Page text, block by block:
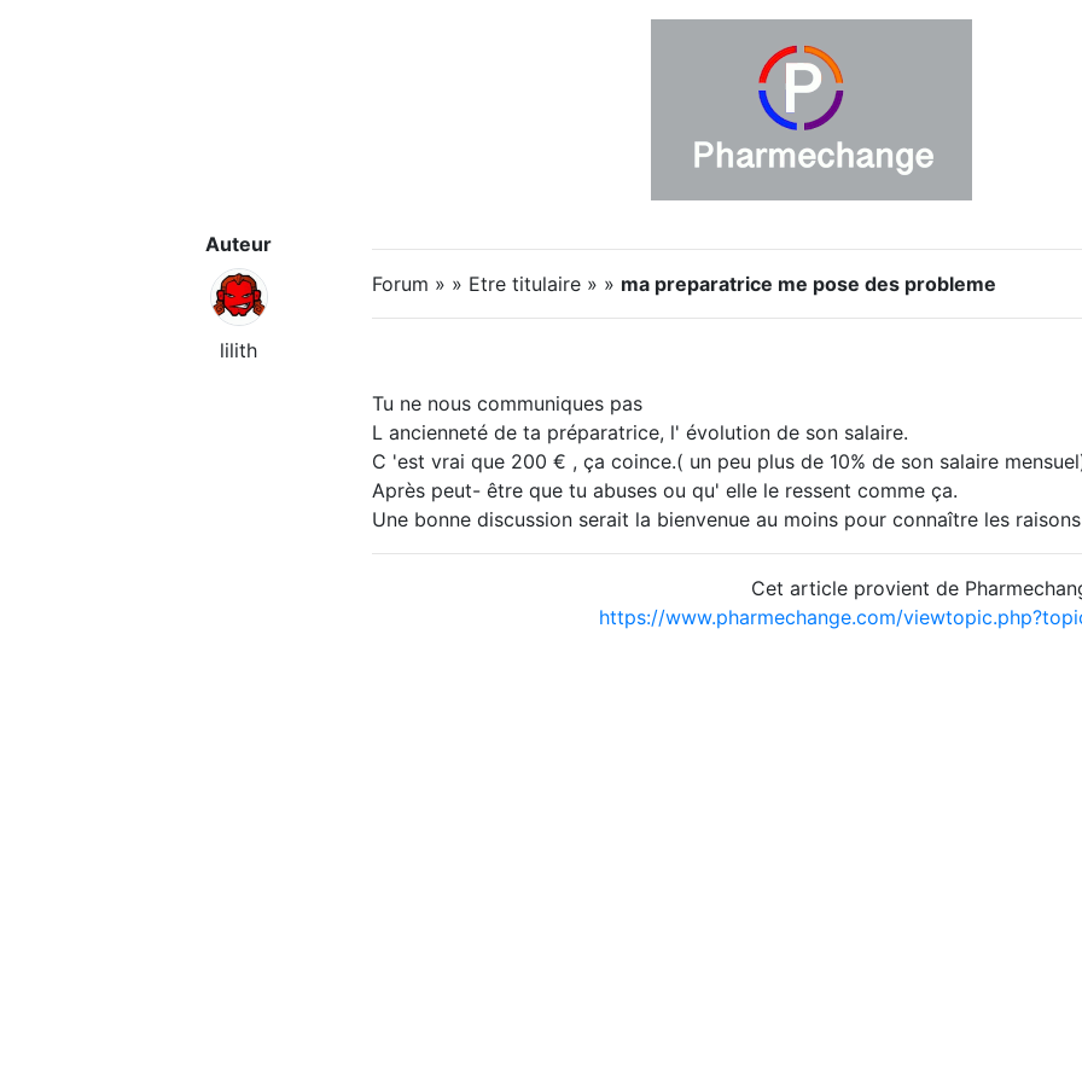
Auteur
lilith
Forum » » Etre titulaire » » ma preparatrice me pose des probleme
Tu ne nous communiques pas
L ancienneté de ta préparatrice, l' évolution de son salaire.
C 'est vrai que 200 € , ça coince.( un peu plus de 10% de son salaire
Après peut- être que tu abuses ou qu' elle le ressent comme ça.
Une bonne discussion serait la bienvenue au moins pour connaître les
Cet article provient de
https://www.pharmechange.com/